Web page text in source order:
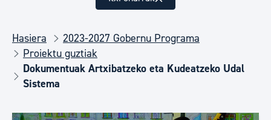
Hasiera
2023-2027 Gobernu Programa
Proiektu guztiak
Dokumentuak Artxibatzeko eta Kudeatzeko Udal
Sistema